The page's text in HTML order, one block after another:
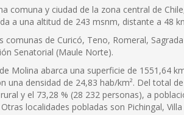
comuna y ciudad de la zona central de
a una altitud de 243 msnm, distante a 48
comunas de Curicó, Teno, Romeral,
Senatorial (Maule Norte).
Molina abarca una superficie de 1551,64
una densidad de 24,83 hab/km². Del total
y el 73,28 % (28 232 personas), a
localidades pobladas son Pichingal,